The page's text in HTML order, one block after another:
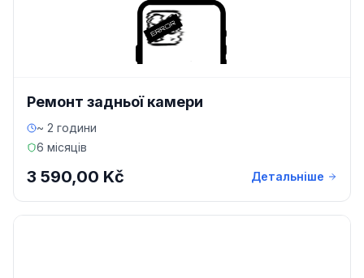
Ремонт задньої камери
~ 2 години
6 місяців
3 590,00 Kč Детальніше